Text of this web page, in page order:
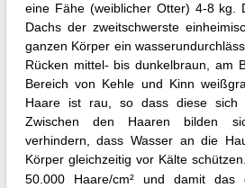
eine Fähe (weiblicher Otter) 4-8 kg.
Dachs der zweitschwerste
ganzen Körper ein
Rücken mittel- bis dunkelbraun, am
Bereich von Kehle und Kinn
Haare ist rau, so dass diese sich
Zwischen den Haaren bilden
verhindern, dass Wasser an die
Körper gleichzeitig vor Kälte
50.000 Haare/cm² und damit das